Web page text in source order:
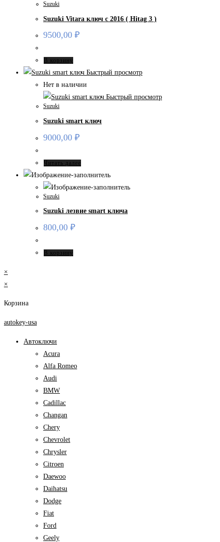
Suzuki
Suzuki Vitara ключ с 2016 ( Hitag 3 )
9500,00 ₽
В корзину
Быстрый просмотр
Нет в наличии
Быстрый просмотр
Suzuki
Suzuki smart ключ
9000,00 ₽
Читать далее
Suzuki
Suzuki лезвие smart ключа
800,00 ₽
В корзину
×
×
Корзина
autokey-usa
Автоключи
Acura
Alfa Romeo
Audi
BMW
Cadillac
Changan
Chery
Chevrolet
Chrysler
Citroen
Daewoo
Daihatsu
Dodge
Fiat
Ford
Geely